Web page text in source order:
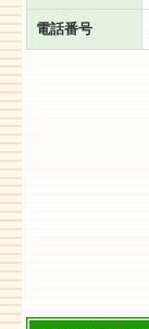
電話番号